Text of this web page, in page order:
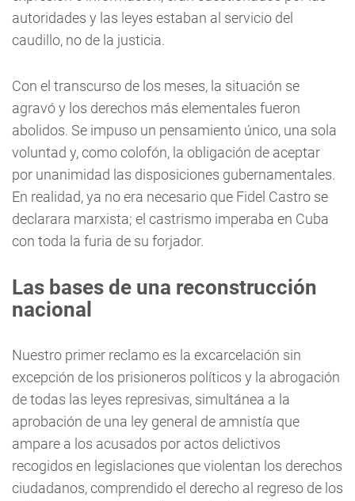
autoridades y las leyes estaban al servicio del
caudillo, no de la justicia.
Con el transcurso de los meses, la situación se
agravó y los derechos más elementales fueron
abolidos. Se impuso un pensamiento único, una sola
voluntad y, como colofón, la obligación de aceptar
por unanimidad las disposiciones gubernamentales.
En realidad, ya no era necesario que Fidel Castro se
declarara marxista; el castrismo imperaba en Cuba
con toda la furia de su forjador.
Las bases de una reconstrucción
nacional
Nuestro primer reclamo es la excarcelación sin
excepción de los prisioneros políticos y la abrogación
de todas las leyes represivas, simultánea a la
aprobación de una ley general de amnistía que
ampare a los acusados por actos delictivos
recogidos en legislaciones que violentan los derechos
ciudadanos, comprendido el derecho al regreso de los